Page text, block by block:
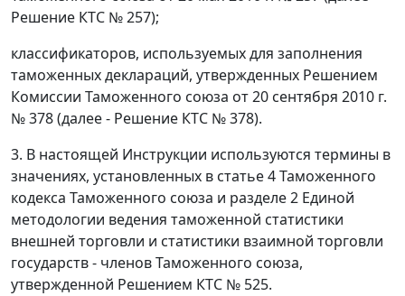
Решение КТС № 257);
классификаторов, используемых для заполнения
таможенных деклараций, утвержденных Решением
Комиссии Таможенного союза от 20 сентября 2010 г.
№ 378 (далее - Решение КТС № 378).
3. В настоящей Инструкции используются термины в
значениях, установленных в статье 4 Таможенного
кодекса Таможенного союза и разделе 2 Единой
методологии ведения таможенной статистики
внешней торговли и статистики взаимной торговли
государств - членов Таможенного союза,
утвержденной Решением КТС № 525.